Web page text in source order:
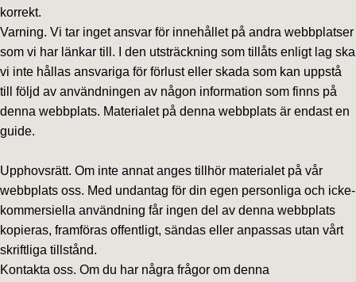
korrekt.
Varning. Vi tar inget ansvar för innehållet på andra webbplatser
som vi har länkar till. I den utsträckning som tillåts enligt lag ska
vi inte hållas ansvariga för förlust eller skada som kan uppstå
till följd av användningen av någon information som finns på
denna webbplats. Materialet på denna webbplats är endast en
guide.
Upphovsrätt. Om inte annat anges tillhör materialet på vår
webbplats oss. Med undantag för din egen personliga och icke-
kommersiella användning får ingen del av denna webbplats
kopieras, framföras offentligt, sändas eller anpassas utan vårt
skriftliga tillstånd.
Kontakta oss. Om du har några frågor om denna